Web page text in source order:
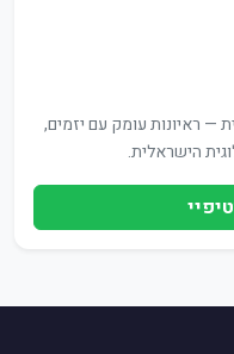
— ראיונות עומק עם יזמים,
הישראלית.